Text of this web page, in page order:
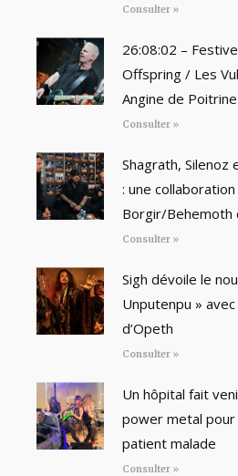
Consulter »
26:08:02 –
Offspring / Les
Angine de
Consulter »
Shagrath,
: une
Borgir/Behemoth
Consulter »
Sigh dévoile le
Unputenpu »
d’Opeth
Consulter »
Un hôpital fait
power metal
patient malade
Consulter »